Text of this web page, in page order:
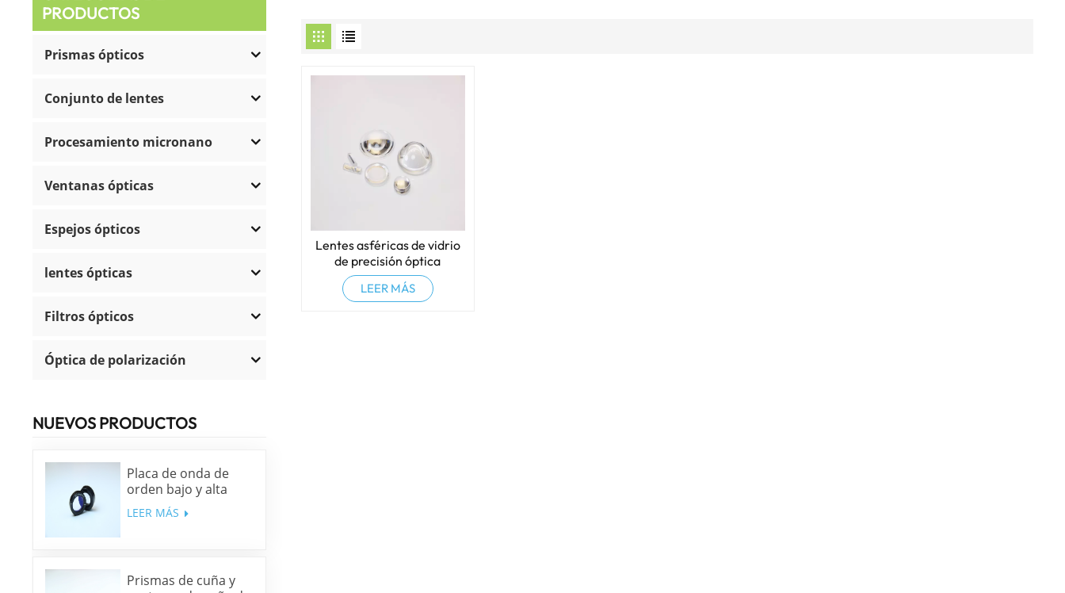
PRODUCTOS
Prismas ópticos
Conjunto de lentes
Procesamiento micronano
Ventanas ópticas
Espejos ópticos
lentes ópticas
Filtros ópticos
Óptica de polarización
NUEVOS PRODUCTOS
Placa de onda de
orden bajo y alta
precisión
LEER MÁS
Prismas de cuña y
Lentes asféricas de vidrio
de precisión óptica
LEER MÁS